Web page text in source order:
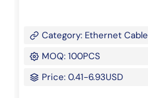
Category: Ethernet Cable
MOQ: 100PCS
Price: 0.41-6.93USD